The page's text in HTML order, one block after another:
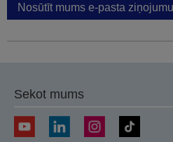
Nosūtīt mums e-pasta ziņojumu
Sekot mums